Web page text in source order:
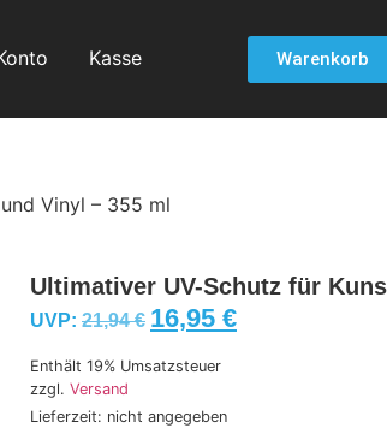
Kasse Warenkorb
Vinyl – 355 ml
Ultimativer UV-Schutz für
UVP: 21,94€ 16,95 €
Enthält 19% Umsatzsteuer
zzgl. Versand
Lieferzeit: nicht angegeben